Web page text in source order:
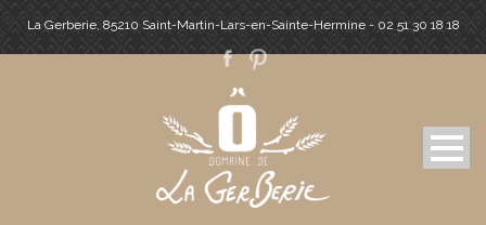
La Gerberie, 85210 Saint-Martin-Lars-en-Sainte-Hermine - 02 51 30 18 18